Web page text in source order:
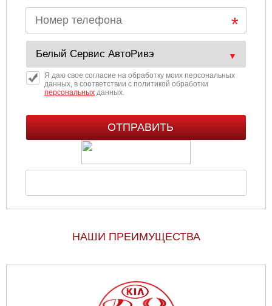
Я даю свое согласие на обработку моих персональных
данных, в соответствии с политикой обработки
персональныхданных.
НАШИ ПРЕИМУЩЕСТВА